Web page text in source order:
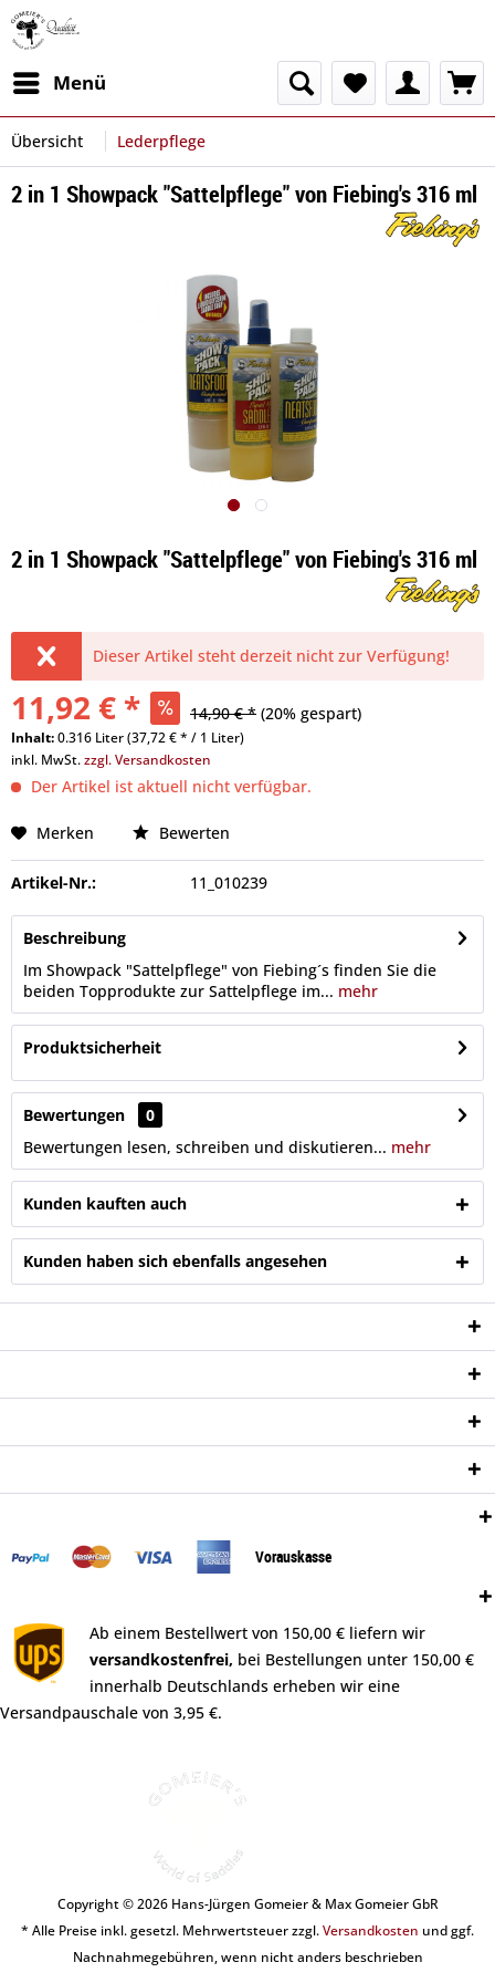
Menü
Übersicht Lederpflege
2 in 1 Showpack "Sattelpflege" von Fiebing's 316 ml
2 in 1 Showpack "Sattelpflege" von Fiebing's 316 ml
Dieser Artikel steht derzeit nicht zur Verfügung!
11,92 € * 14,90 € * (20% gespart)
Inhalt:0.316 Liter (37,72 € * / 1 Liter)
inkl. MwSt.zzgl. Versandkosten
Der Artikel ist aktuell nicht verfügbar.
Merken Bewerten
Artikel-Nr.: 11_010239
Beschreibung
Im Showpack "Sattelpflege" von Fiebing´s finden Sie die
beiden Topprodukte zur Sattelpflege im... mehr
Produktsicherheit
Bewertungen
0
Bewertungen lesen, schreiben und diskutieren... mehr
Kunden kauften auch
Kunden haben sich ebenfalls angesehen
Vorauskasse
Ab einem Bestellwert von 150,00 € liefern wir
versandkostenfrei, bei Bestellungen unter 150,00 €
innerhalb Deutschlands erheben wir eine
Versandpauschale von 3,95 €.
Copyright © 2026 Hans-Jürgen Gomeier & Max Gomeier GbR
* Alle Preise inkl. gesetzl. Mehrwertsteuer zzgl.Versandkosten und ggf.
Nachnahmegebühren, wenn nicht anders beschrieben